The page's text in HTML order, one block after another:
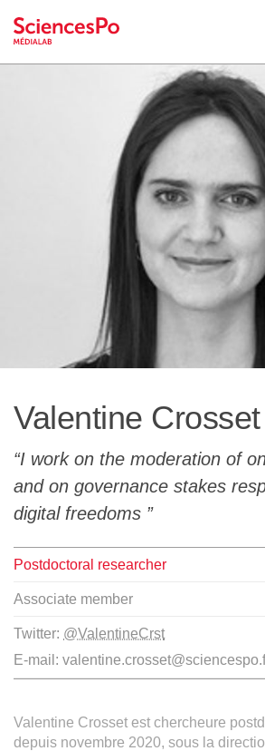
Productions
Seminar
Jobs
Team
The médialab
FR|EN
Valentine Crosset
Valentine Crosset
I work on the moderation of
and on governance stakes
digital freedoms
Postdoctoral researcher
Associate member
Twitter: @ValentineCrst
E-mail:
Valentine Crosset est chercheure
depuis novembre 2020, sous la